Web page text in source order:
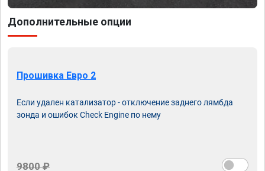
Дополнительные опции
Прошивка Евро 2
Если удален катализатор - отключение заднего лямбда
зонда и ошибок Check Engine по нему
9800 ₽